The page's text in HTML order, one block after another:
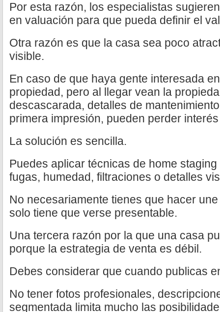
Por esta razón, los especialistas
en valuación para que pueda definir el
Otra razón es que la casa sea poco
visible.
En caso de que haya gente interesada
propiedad, pero al llegar vean la
descascarada, detalles de
primera impresión, pueden perder
La solución es sencilla.
Puedes aplicar técnicas de home
fugas, humedad, filtraciones o detalles
No necesariamente tienes que hacer
solo tiene que verse presentable.
Una tercera razón por la que una casa
porque la estrategia de venta es débil.
Debes considerar que cuando publicas
No tener fotos profesionales,
segmentada limita mucho las